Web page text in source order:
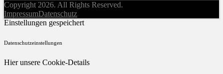
Copyright 2026. All Rights Reserved.
ImpressumDatenschutz
Einstellungen gespeichert
Datenschutzeinstellungen
Hier unsere Cookie-Details